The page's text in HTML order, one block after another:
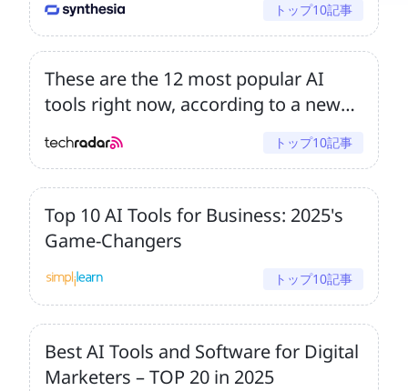
トップ10記事
These are the 12 most popular AI
tools right now, according to a new
ChatGPT
トップ10記事
Top 10 AI Tools for Business: 2025's
Game-Changers
トップ10記事
Best AI Tools and Software for Digital
Marketers – TOP 20 in 2025